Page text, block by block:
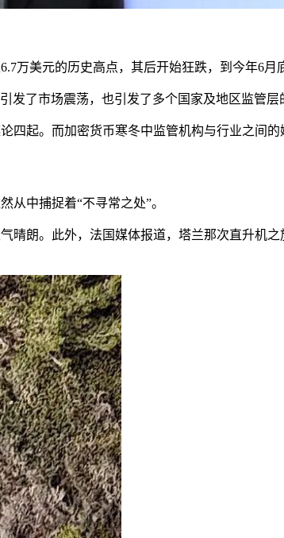
万美元的历史高点，其后开始狂跌，到今年6月
了市场震荡，也引发了多个国家及地区监管
起。而加密货币寒冬中监管机构与行业之间的
从中捕捉着“不寻常之处”。
晴朗。此外，法国媒体报道，塔兰那次直升机